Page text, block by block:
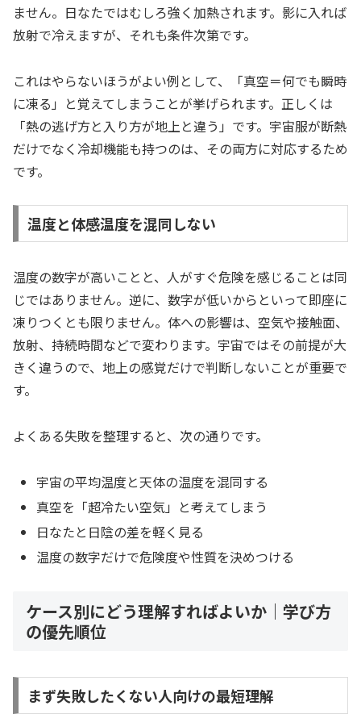
ません。日なたではむしろ強く加熱されます。影に入れば
放射で冷えますが、それも条件次第です。
これはやらないほうがよい例として、「真空＝何でも瞬時
に凍る」と覚えてしまうことが挙げられます。正しくは
「熱の逃げ方と入り方が地上と違う」です。宇宙服が断熱
だけでなく冷却機能も持つのは、その両方に対応するため
です。
温度と体感温度を混同しない
温度の数字が高いことと、人がすぐ危険を感じることは同
じではありません。逆に、数字が低いからといって即座に
凍りつくとも限りません。体への影響は、空気や接触面、
放射、持続時間などで変わります。宇宙ではその前提が大
きく違うので、地上の感覚だけで判断しないことが重要で
す。
よくある失敗を整理すると、次の通りです。
宇宙の平均温度と天体の温度を混同する
真空を「超冷たい空気」と考えてしまう
日なたと日陰の差を軽く見る
温度の数字だけで危険度や性質を決めつける
ケース別にどう理解すればよいか｜学び方
の優先順位
まず失敗したくない人向けの最短理解